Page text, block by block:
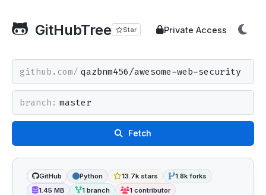
GitHubTree Star Private Access
github.com/
branch:
Fetch
GitHub Python 13.7k stars
1.8k forks
1.45 MB
1 branch 1 contributor